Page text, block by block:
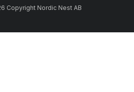
Copyright Nordic Nest AB